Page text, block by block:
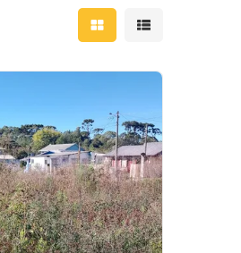
Mostrar resultados em
Mostrar